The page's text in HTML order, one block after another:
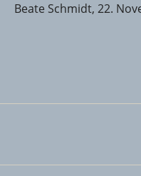
Beate Schmidt, 22.